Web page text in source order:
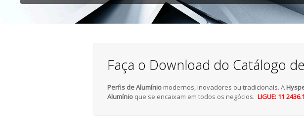
Faça o Download do Catálogo
Perfis de Alumínio modernos, inovadores ou tradicionais. A
Alumínio que se encaixam em todos os negócios. LIGUE: 11